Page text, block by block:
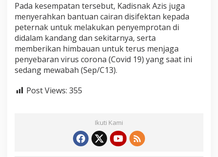
Pada kesempatan tersebut, Kadisnak Azis juga
menyerahkan bantuan cairan disifektan kepada
peternak untuk melakukan penyemprotan di
didalam kandang dan sekitarnya, serta
memberikan himbauan untuk terus menjaga
penyebaran virus corona (Covid 19) yang saat ini
sedang mewabah (Sep/C13).
Post Views: 355
Ikuti Kami